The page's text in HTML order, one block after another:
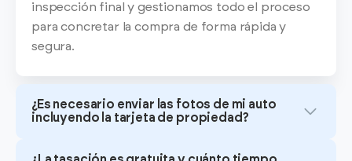
inspección final y gestionamos todo el proceso
para concretar la compra de forma rápida y
segura.
¿Es necesario enviar las fotos de mi auto
incluyendo la tarjeta de propiedad?